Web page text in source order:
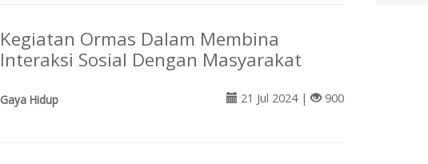
Kegiatan Ormas Dalam Membina
Interaksi Sosial Dengan Masyarakat
Gaya Hidup 21 Jul 2024 | 900